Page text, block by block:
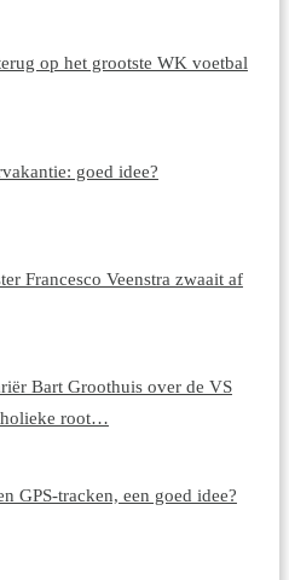
op het grootste WK voetbal
goed idee?
Francesco Veenstra zwaait af
Bart Groothuis over de VS
root…
GPS-tracken, een goed idee?